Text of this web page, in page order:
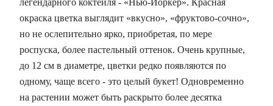
легендарного коктейля - «Нью-Йоркер». Красная
окраска цветка выглядит «вкусно», «фруктово-сочно»,
но не ослепительно ярко, приобретая, по мере
роспуска, более пастельный оттенок. Очень крупные,
до 12 см в диаметре, цветки редко появляются по
одному, чаще всего - это целый букет! Одновременно
на растении может быть раскрыто более десятка